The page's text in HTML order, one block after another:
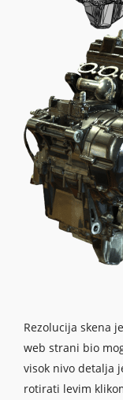
Rezolucija skena
web strani bio
visok nivo detalja
rotirati levim